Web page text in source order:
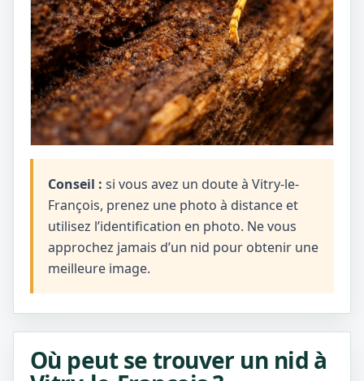
Conseil : si vous avez un doute à Vitry-le-
François, prenez une photo à distance et
utilisez l’identification en photo. Ne vous
approchez jamais d’un nid pour obtenir une
meilleure image.
Où peut se trouver un nid à